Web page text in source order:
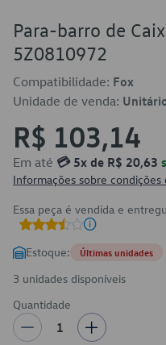
Para-barro de
5Z0810972
Compatibilidade: Fox
Unidade de venda:
R$ 103,14
Em até 💳 5x de R$ 20,63
Informações sobre
Essa peça é vendida e
Estoque: Últimas unidades
3 unidades disponíveis
Quantidade
1